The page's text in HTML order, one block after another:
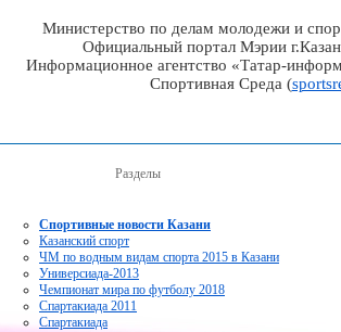
Министерство по делам молодежи и
Официальный портал Мэрии
Информационное агентство «Татар-
Спортивная Среда (
Разделы
Спортивные новости Казани
Казанский спорт
ЧМ по водным видам спорта 2015 в Казани
Универсиада-2013
Чемпионат мира по футболу 2018
Спартакиада 2011
Спартакиада